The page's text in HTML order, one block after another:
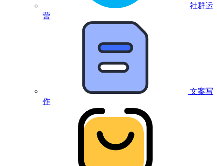
社群运
营
文案写
作